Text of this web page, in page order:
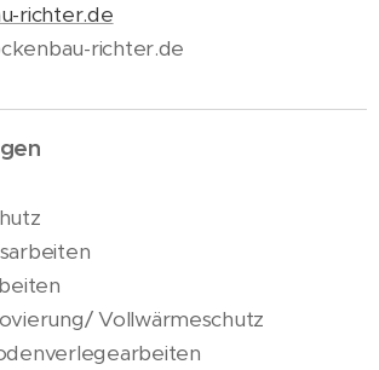
richter.de
richter.de
Vollwärmeschutz